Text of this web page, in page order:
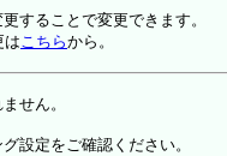
することで変更できます。
はこちらから。
せん。
設定をご確認ください。